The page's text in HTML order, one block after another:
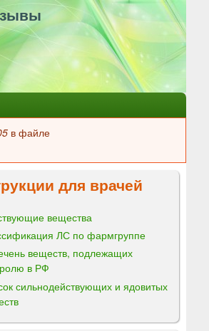
в файле
для врачей
вещества
ЛС по фармгруппе
веществ, подлежащих
в РФ
сильнодействующих и ядовитых